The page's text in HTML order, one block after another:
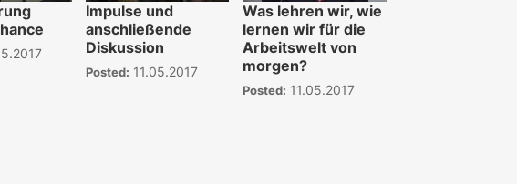
Impulse und
anschließende
Diskussion
Posted: 11.05.2017
Was lehren wir, wie
lernen wir für die
Arbeitswelt von
morgen?
Posted: 11.05.2017